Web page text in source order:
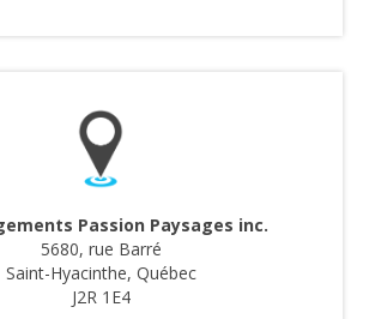
Passion Paysages inc.
5680, rue Barré
Saint-Hyacinthe, Québec
J2R 1E4